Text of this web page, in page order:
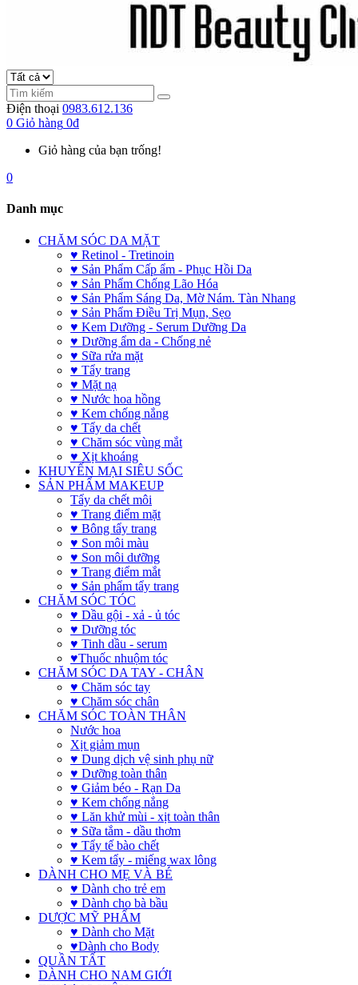
Điện thoại 0983.612.136
0 Giỏ hàng 0đ
Giỏ hàng của bạn trống!
0
Danh mục
CHĂM SÓC DA MẶT
♥ Retinol - Tretinoin
♥ Sản Phẩm Cấp ẩm - Phục Hồi Da
♥ Sản Phẩm Chống Lão Hóa
♥ Sản Phẩm Sáng Da, Mờ Nám. Tàn Nhang
♥ Sản Phẩm Điều Trị Mụn, Sẹo
♥ Kem Dưỡng - Serum Dưỡng Da
♥ Dưỡng ẩm da - Chống nẻ
♥ Sữa rửa mặt
♥ Tẩy trang
♥ Mặt nạ
♥ Nước hoa hồng
♥ Kem chống nắng
♥ Tẩy da chết
♥ Chăm sóc vùng mắt
♥ Xịt khoáng
KHUYẾN MẠI SIÊU SỐC
SẢN PHẨM MAKEUP
Tẩy da chết môi
♥ Trang điểm mặt
♥ Bông tẩy trang
♥ Son môi màu
♥ Son môi dưỡng
♥ Trang điểm mắt
♥ Sản phẩm tẩy trang
CHĂM SÓC TÓC
♥ Dầu gội - xả - ủ tóc
♥ Dưỡng tóc
♥ Tinh dầu - serum
♥Thuốc nhuộm tóc
CHĂM SÓC DA TAY - CHÂN
♥ Chăm sóc tay
♥ Chăm sóc chân
CHĂM SÓC TOÀN THÂN
Nước hoa
Xịt giảm mụn
♥ Dung dịch vệ sinh phụ nữ
♥ Dưỡng toàn thân
♥ Giảm béo - Rạn Da
♥ Kem chống nắng
♥ Lăn khử mùi - xịt toàn thân
♥ Sữa tắm - dầu thơm
♥ Tẩy tế bào chết
♥ Kem tẩy - miếng wax lông
DÀNH CHO MẸ VÀ BÉ
♥ Dành cho trẻ em
♥ Dành cho bà bầu
DƯỢC MỸ PHẨM
♥ Dành cho Mặt
♥Dành cho Body
QUẦN TẤT
DÀNH CHO NAM GIỚI